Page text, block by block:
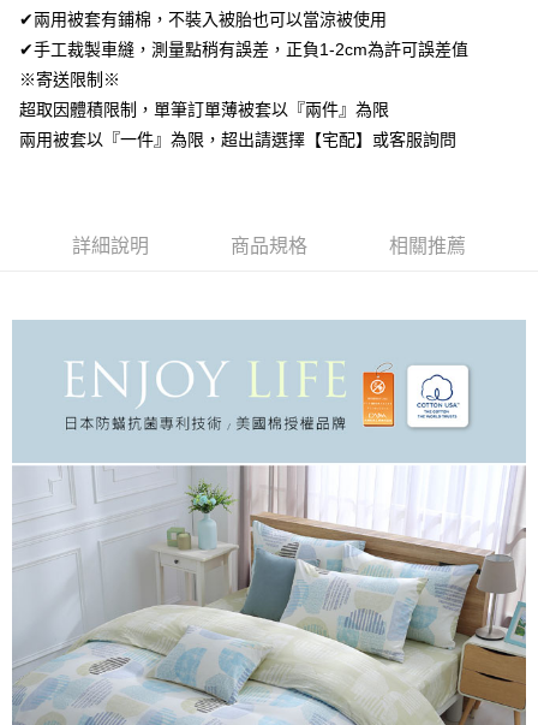
AFTEE先享後付是「在收到商品之後才付款」的支付方式。 讓您購物簡單
便利好安心！
１．簡單：不需註冊會員、不需綁卡、不需儲值。
２．便利：只要手機號碼，簡訊認證，即可結帳。
３．安心：先確認商品／服務後，再付款。
３．收到繳費通知簡訊後14天內，點擊此簡訊中的連結，可透過四大超商／
是否繳費成功／繳費後需取消欲退款等相關疑問，請聯繫「AFTEE先享後付
客戶支援中心」
https://netprotections.freshdesk.com/support/home
易，需依本服務之必要範圍內提供個人資料，並將交易相關給付款項請求債
權轉讓予恩沛科技股份有限公司。
２．關於個人資料處理事宜，請瀏覽以下網址：
https://aftee.tw/terms/#terms3
３．未成年的使用者請事先徵得法定代理人或監護人之同意方可使用
「AFTEE先享後付」，若未經同意申辦者引起之損失，本公司不負相關責
４．使用「AFTEE先享後付」時，將依據個別帳號之用戶狀況，依本公司即
時審查核予不同之上限額度；若仍有額度不足之情形，本公司將視審查結果
請求用戶進行身份認證。
５．嚴禁一人註冊多個帳號或使用他人資訊註冊。若發現惡意使用之情形，
恩沛科技股份有限公司將有權停止該用戶之使用額度並採取法律行動。
ATM付款
運送方式
全家取貨付款
免運費
每筆NT$100，滿NT$499(含以上)免運費
✔兩用被套有鋪棉，不裝入被胎也可以當涼被使用
✔手工裁製車縫，測量點稍有誤差，正負1-2cm為許可誤差值
※寄送限制※
超取因體積限制，單筆訂單薄被套以『兩件』為限
兩用被套以『一件』為限，超出請選擇【宅配】或客服詢問
詳細說明 商品規格 相關推薦